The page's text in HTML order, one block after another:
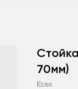
70мм)
Ecso